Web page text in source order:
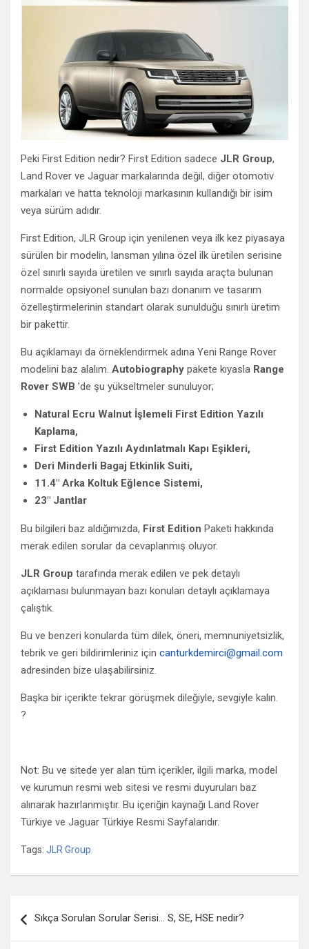
Peki First Edition nedir? First Edition sadece JLR Group,
Land Rover ve Jaguar markalarında değil, diğer otomotiv
markaları ve hatta teknoloji markasının kullandığı bir isim
veya sürüm adıdır.
First Edition, JLR Group için yenilenen veya ilk kez piyasaya
sürülen bir modelin, lansman yılına özel ilk üretilen serisine
özel sınırlı sayıda üretilen ve sınırlı sayıda araçta bulunan
normalde opsiyonel sunulan bazı donanım ve tasarım
özelleştirmelerinin standart olarak sunulduğu sınırlı üretim
bir pakettir.
Bu açıklamayı da örneklendirmek adına Yeni Range Rover
modelini baz alalım. Autobiography pakete kıyasla Range
Rover SWB ’de şu yükseltmeler sunuluyor;
Natural Ecru Walnut İşlemeli First Edition Yazılı
Kaplama,
First Edition Yazılı Aydınlatmalı Kapı Eşikleri,
Deri Minderli Bagaj Etkinlik Suiti,
11.4″ Arka Koltuk Eğlence Sistemi,
23″ Jantlar
Bu bilgileri baz aldığımızda, First Edition Paketi hakkında
merak edilen sorular da cevaplanmış oluyor.
JLR Group tarafında merak edilen ve pek detaylı
açıklaması bulunmayan bazı konuları detaylı açıklamaya
çalıştık.
Bu ve benzeri konularda tüm dilek, öneri, memnuniyetsizlik,
tebrik ve geri bildirimleriniz için canturkdemirci@gmail.com
adresinden bize ulaşabilirsiniz.
Başka bir içerikte tekrar görüşmek dileğiyle, sevgiyle kalın.
?
Not: Bu ve sitede yer alan tüm içerikler, ilgili marka, model
ve kurumun resmi web sitesi ve resmi duyuruları baz
alınarak hazırlanmıştır. Bu içeriğin kaynağı Land Rover
Türkiye ve Jaguar Türkiye Resmi Sayfalarıdır.
Tags: JLR Group
Sıkça Sorulan Sorular Serisi… S, SE, HSE nedir?